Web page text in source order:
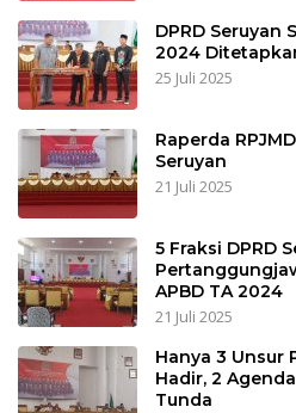
DPRD Seruyan
2024
25 Juli 2025
Raperda
Seruyan
21 Juli 2025
5 Fraksi DPRD
APBD TA 2024
21 Juli 2025
Hanya 3 Unsur
Hadir, 2
Tunda